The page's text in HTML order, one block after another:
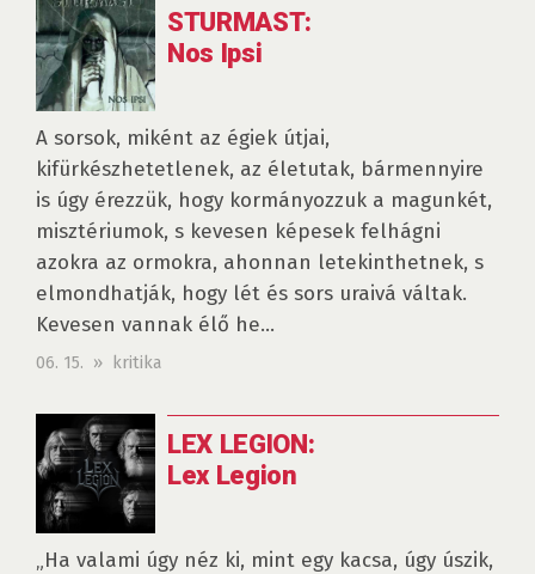
STURMAST:
Nos Ipsi
A sorsok, miként az égiek útjai,
kifürkészhetetlenek, az életutak, bármennyire
is úgy érezzük, hogy kormányozzuk a magunkét,
misztériumok, s kevesen képesek felhágni
azokra az ormokra, ahonnan letekinthetnek, s
elmondhatják, hogy lét és sors uraivá váltak.
Kevesen vannak élő he...
06. 15. » kritika
LEX LEGION:
Lex Legion
„Ha valami úgy néz ki, mint egy kacsa, úgy úszik,